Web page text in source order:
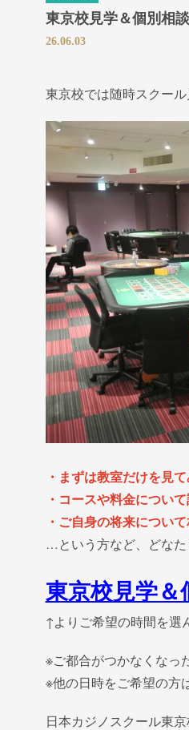
東京校見学＆個別相
26.06.03
東京校では随時スクー
・まずは教室だけを見
・コースや料金につい
・ご自身の将来につい
…という方など、どなた
東京校見学＆
↑よりご希望の時間を選
※ご都合がつかなくなっ
※他の日時をご希望の方
日本カジノスクール東京